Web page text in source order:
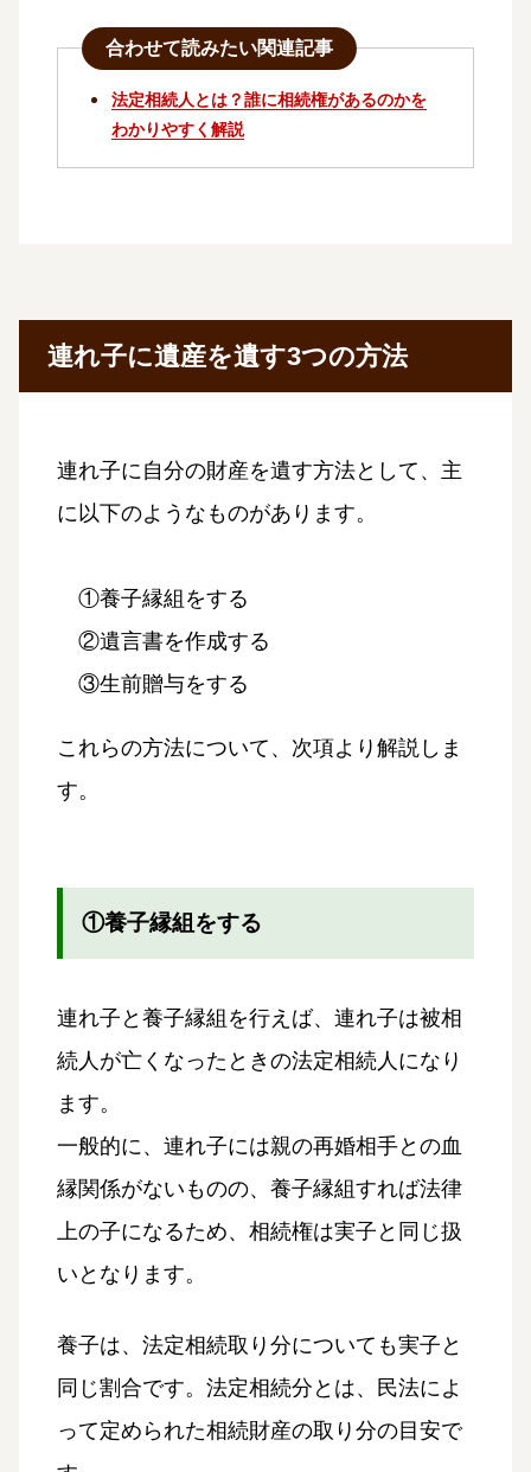
合わせて読みたい関連記事
法定相続人とは？誰に相続権があるのかを
わかりやすく解説
連れ子に遺産を遺す3つの方法
連れ子に自分の財産を遺す方法として、主
に以下のようなものがあります。
①養子縁組をする
②遺言書を作成する
③生前贈与をする
これらの方法について、次項より解説しま
す。
①養子縁組をする
連れ子と養子縁組を行えば、連れ子は被相
続人が亡くなったときの法定相続人になり
ます。
一般的に、連れ子には親の再婚相手との血
縁関係がないものの、養子縁組すれば法律
上の子になるため、相続権は実子と同じ扱
いとなります。
養子は、法定相続取り分についても実子と
同じ割合です。法定相続分とは、民法によ
って定められた相続財産の取り分の目安で